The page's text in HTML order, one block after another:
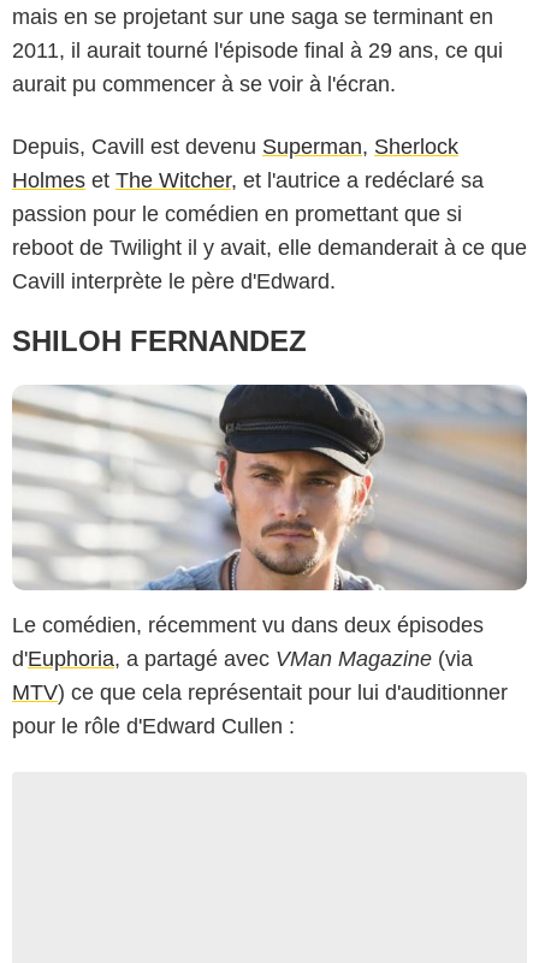
mais en se projetant sur une saga se terminant en
2011, il aurait tourné l'épisode final à 29 ans, ce qui
aurait pu commencer à se voir à l'écran.
Depuis, Cavill est devenu Superman, Sherlock
Holmes et The Witcher, et l'autrice a redéclaré sa
passion pour le comédien en promettant que si
reboot de Twilight il y avait, elle demanderait à ce que
Cavill interprète le père d'Edward.
SHILOH FERNANDEZ
StudioCanal
Le comédien, récemment vu dans deux épisodes
d'Euphoria, a partagé avec VMan Magazine (via
MTV) ce que cela représentait pour lui d'auditionner
pour le rôle d'Edward Cullen :